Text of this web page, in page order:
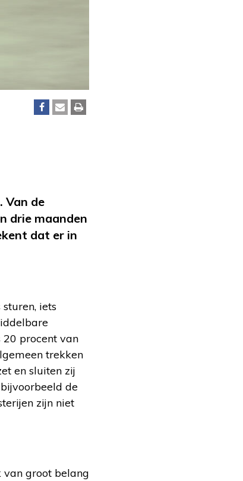
Van de
drie maanden
dat er in
iets
procent van
trekken
en sluiten zij
de
zijn niet
van groot belang